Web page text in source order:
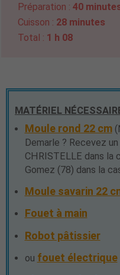
Préparation : 40
Cuisson : 28 minutes
Total : 1 h 08
MATÉRIEL
Moule rond 22 cm
Demarle ? Recevez
CHRISTELLE dans la
Gomez (78) dans la
Moule savarin 22
Fouet à main
Robot pâtissier
ou fouet électrique